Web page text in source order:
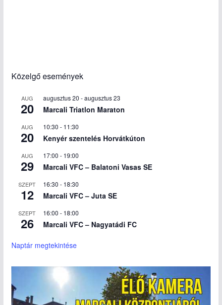
Közelgő események
AUG
20
augusztus 20 -augusztus 23
Marcali Triatlon Maraton
AUG
20
10:30 - 11:30
Kenyér szentelés Horvátkúton
AUG
29
17:00 - 19:00
Marcali VFC – Balatoni Vasas SE
SZEPT
12
16:30 - 18:30
Marcali VFC – Juta SE
SZEPT
26
16:00 - 18:00
Marcali VFC – Nagyatádi FC
Naptár megtekintése